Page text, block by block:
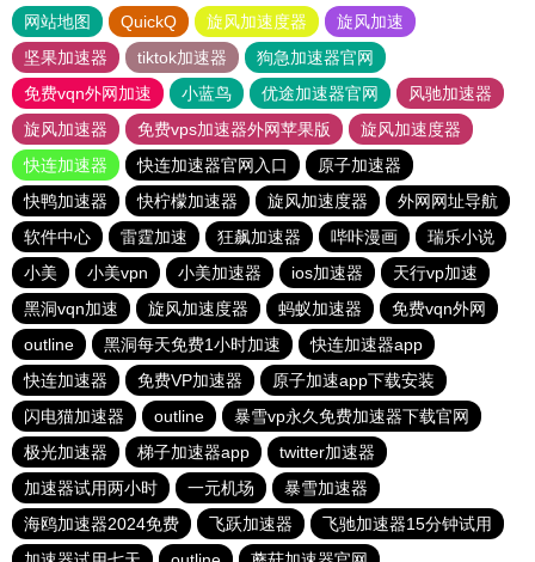
网站地图 QuickQ 旋风加速度器
旋风加速
坚果加速器
tiktok加速器
狗急加速器官网
免费vqn外网加速
小蓝鸟 优途加速器官网
风驰加速器
旋风加速器
免费vps加速器外网苹果版
旋风加速度器
快连加速器
快连加速器官网入口
原子加速器
快鸭加速器
快柠檬加速器 旋风加速度器
外网网址导航
软件中心
雷霆加速 狂飙加速器 哔咔漫画
瑞乐小说
小美
小美vpn 小美加速器 ios加速器
天行vp加速
黑洞vqn加速
旋风加速度器 蚂蚁加速器
免费vqn外网
outline
黑洞每天免费1小时加速
快连加速器app
快连加速器
免费VP加速器
原子加速app下载安装
闪电猫加速器
outline
暴雪vp永久免费加速器下载官网
极光加速器
梯子加速器app
twitter加速器
加速器试用两小时
一元机场
暴雪加速器
海鸥加速器2024免费
飞跃加速器
飞驰加速器15分钟试用